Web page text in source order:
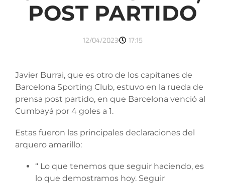
POST PARTIDO
12/04/2023 17:15
Javier Burrai, que es otro de los capitanes de
Barcelona Sporting Club, estuvo en la rueda de
prensa post partido, en que Barcelona venció al
Cumbayá por 4 goles a 1.
Estas fueron las principales declaraciones del
arquero amarillo:
“ Lo que tenemos que seguir haciendo, es
lo que demostramos hoy. Seguir